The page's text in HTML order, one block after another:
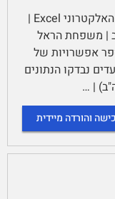
תרגיל מספר 5.1 בנושא: הגיליון האלקטרוני Excel |
| משפחת הראל
אפשרויות של
נבדקו הנתונים
| …
והורדה מיידית